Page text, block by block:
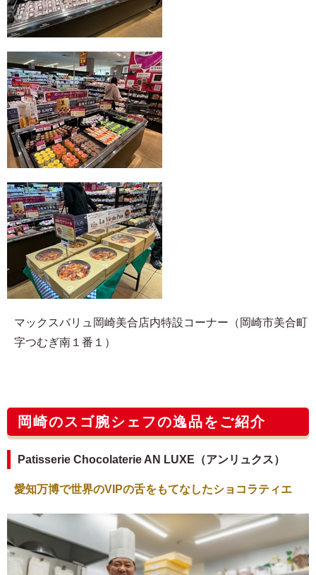
マックスバリュ岡崎美合店内特設コーナー（岡崎市美合町
字つむぎ南１番１）
岡崎のスゴ腕シェフの逸品をご紹介
Patisserie Chocolaterie AN LUXE（アンリュクス）
愛知万博で世界のVIPの舌をもてなしたショコラティエ